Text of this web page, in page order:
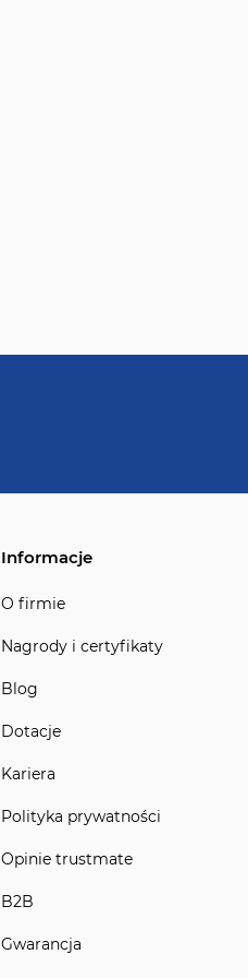
Informacje
O firmie
Nagrody i certyfikaty
Blog
Dotacje
Kariera
Polityka prywatności
Opinie trustmate
B2B
Gwarancja